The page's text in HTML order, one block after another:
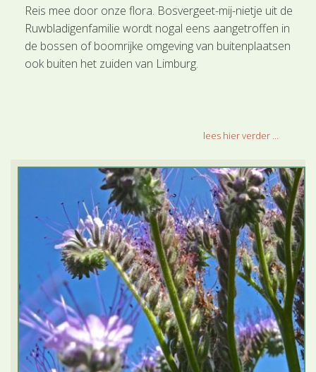
Reis mee door onze flora. Bosvergeet-mij-nietje uit de
Ruwbladigenfamilie wordt nogal eens aangetroffen in
de bossen of boomrijke omgeving van buitenplaatsen
ook buiten het zuiden van Limburg.
lees hier verder ...